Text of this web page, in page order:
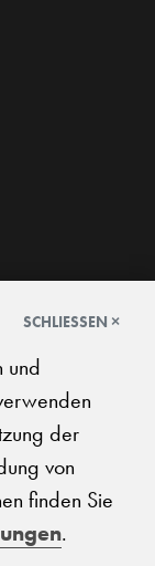
SCHLIESSEN ×
und
der
von
finden Sie
.